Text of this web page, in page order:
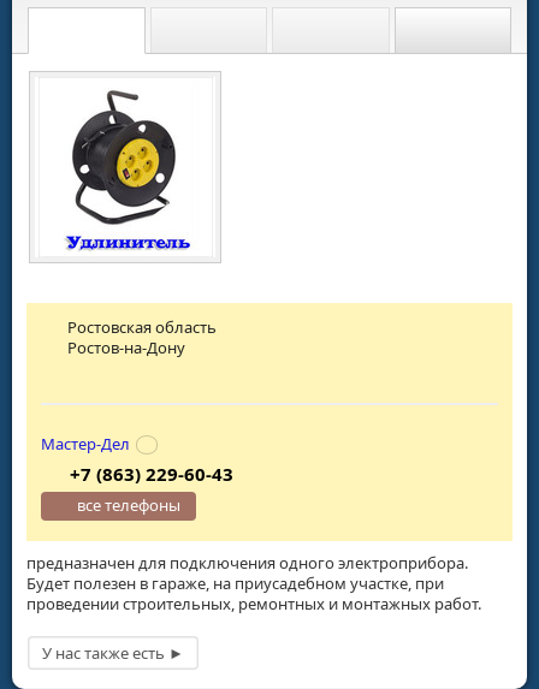
предназначен для подключения одного электроприбора.
Будет полезен в гараже, на приусадебном участке, при
проведении строительных, ремонтных и монтажных работ.
Ростовская область
Ростов-на-Дону
Мастер-Дел
+7 (863) 229-60-43
все телефоны